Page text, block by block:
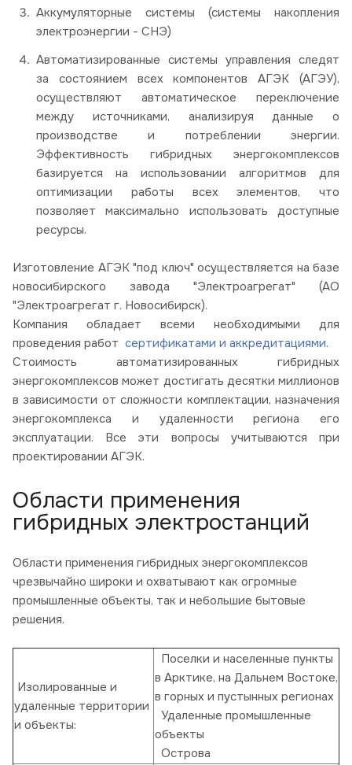
Аккумуляторные системы (системы накопления
электроэнергии - СНЭ)
Автоматизированные системы управления следят
за состоянием всех компонентов АГЭК (АГЭУ),
осуществляют автоматическое переключение
между источниками, анализируя данные о
производстве и потреблении энергии.
Эффективность гибридных энергокомплексов
базируется на использовании алгоритмов для
оптимизации работы всех элементов, что
позволяет максимально использовать доступные
ресурсы.
Изготовление АГЭК "под ключ" осуществляется на базе
новосибирского завода "Электроагрегат" (АО
"Электроагрегат г. Новосибирск).
Компания обладает всеми необходимыми для
проведения работ сертификатами и аккредитациями.
Стоимость автоматизированных гибридных
энергокомплексов может достигать десятки миллионов
в зависимости от сложности комплектации, назначения
энергокомплекса и удаленности региона его
эксплуатации. Все эти вопросы учитываются при
проектировании АГЭК.
Области применения
гибридных электростанций
Области применения гибридных энергокомплексов
чрезвычайно широки и охватывают как огромные
промышленные объекты, так и небольшие бытовые
решения.
Изолированные и
удаленные территории
и объекты:
Поселки и населенные пункты
в Арктике, на Дальнем Востоке,
в горных и пустынных регионах
Удаленные промышленные
объекты
Острова